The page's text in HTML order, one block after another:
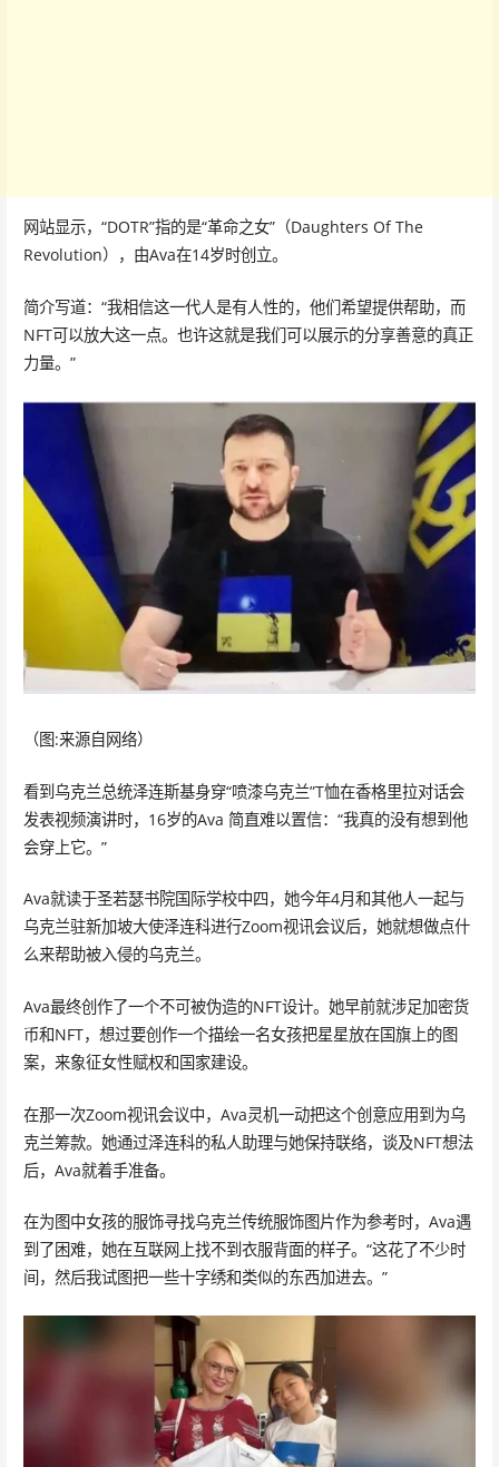
网站显示，“DOTR”指的是“革命之女”（Daughters Of The
Revolution），由Ava在14岁时创立。
简介写道：“我相信这一代人是有人性的，他们希望提供帮助，而
NFT可以放大这一点。也许这就是我们可以展示的分享善意的真正
力量。”
（图:来源自网络）
看到乌克兰总统泽连斯基身穿“喷漆乌克兰”T恤在香格里拉对话会
发表视频演讲时，16岁的Ava 简直难以置信：“我真的没有想到他
会穿上它。”
Ava就读于圣若瑟书院国际学校中四，她今年4月和其他人一起与
乌克兰驻新加坡大使泽连科进行Zoom视讯会议后，她就想做点什
么来帮助被入侵的乌克兰。
Ava最终创作了一个不可被伪造的NFT设计。她早前就涉足加密货
币和NFT，想过要创作一个描绘一名女孩把星星放在国旗上的图
案，来象征女性赋权和国家建设。
在那一次Zoom视讯会议中，Ava灵机一动把这个创意应用到为乌
克兰筹款。她通过泽连科的私人助理与她保持联络，谈及NFT想法
后，Ava就着手准备。
在为图中女孩的服饰寻找乌克兰传统服饰图片作为参考时，Ava遇
到了困难，她在互联网上找不到衣服背面的样子。“这花了不少时
间，然后我试图把一些十字绣和类似的东西加进去。”